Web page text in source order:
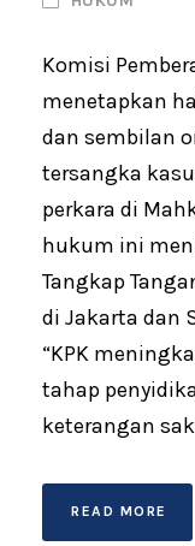
Komisi
menetapkan
dan sembilan
tersangka
perkara di
hukum ini
Tangkap
di Jakarta dan
“KPK
tahap
keterangan
READ MORE